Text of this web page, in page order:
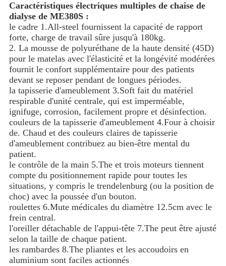
Caractéristiques électriques multiples de chaise de
dialyse de ME380S :
le cadre 1.All-steel fournissent la capacité de rapport
forte, charge de travail sûre jusqu'à 180kg.
2. La mousse de polyuréthane de la haute densité (45D)
pour le matelas avec l'élasticité et la longévité modérées
fournit le confort supplémentaire pour des patients
devant se reposer pendant de longues périodes.
la tapisserie d'ameublement 3.Soft fait du matériel
respirable d'unité centrale, qui est imperméable,
ignifuge, corrosion, facilement propre et désinfection.
couleurs de la tapisserie d'ameublement 4.Four à choisir
de. Chaud et des couleurs claires de tapisserie
d'ameublement contribuez au bien-être mental du
patient.
le contrôle de la main 5.The et trois moteurs tiennent
compte du positionnement rapide pour toutes les
situations, y compris le trendelenburg (ou la position de
choc) avec la poussée d'un bouton.
roulettes 6.Mute médicales du diamètre 12.5cm avec le
frein central.
l'oreiller détachable de l'appui-tête 7.The peut être ajusté
selon la taille de chaque patient.
les rambardes 8.The pliantes et les accoudoirs en
aluminium sont faciles actionnés